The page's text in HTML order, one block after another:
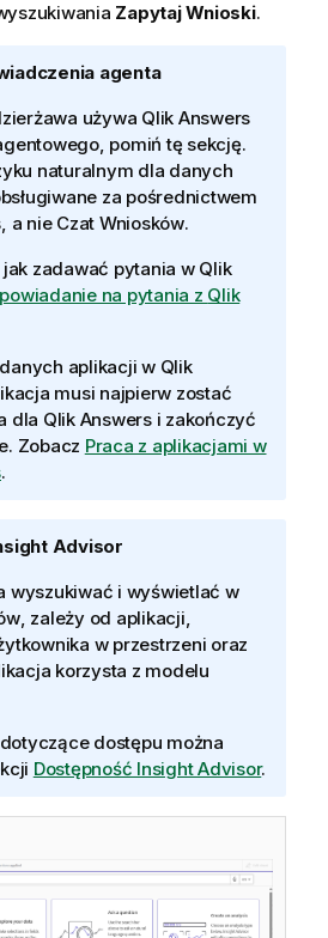
ZapytajWnioski.
agenta
używa Qlik Answers
pomiń tę sekcję.
naturalnym dla danych
za pośrednictwem
, a nie Czat Wniosków.
zadawać pytania w Qlik
na pytania z Qlik
aplikacji w Qlik
musi najpierw zostać
dla Qlik Answersi zakończyć
Zobacz Praca z aplikacjami w
.
Advisor
wyszukiwać i wyświetlać w
, zależy od aplikacji,
w przestrzeni oraz
korzysta z modelu
dostępu można
Dostępność Insight Advisor.